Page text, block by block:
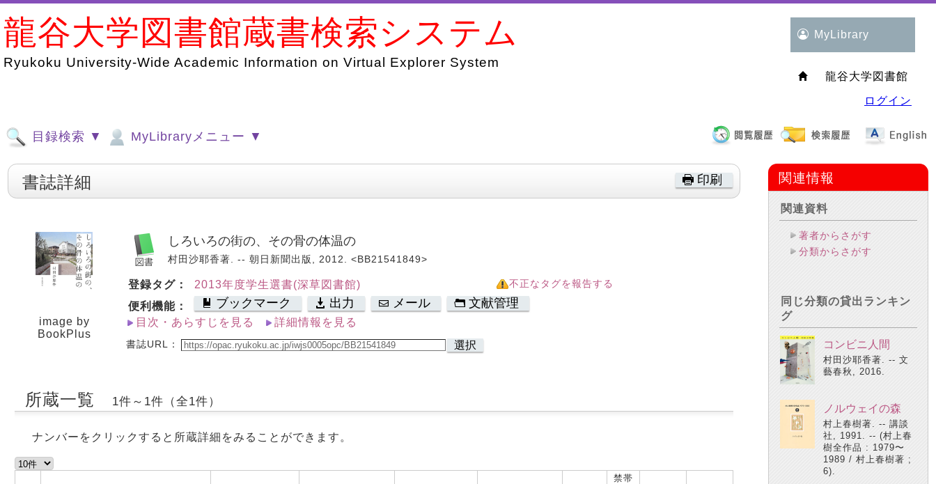
龍谷大学図書館蔵書検索システム
Ryukoku University-Wide Academic Information on Virtual Explorer System
MyLibrary
龍谷大学図書館
ログイン
目録検索 ▼ MyLibraryメニュー ▼
印刷
書誌詳細
image by
BookPlus
しろいろの街の、その骨の体温の
村田沙耶香著. -- 朝日新聞出版, 2012. <BB21541849>
登録タグ： 2013年度学生選書(深草図書館) 不正なタグを報告する
便利機能： ブックマーク 出力 メール 文献管理
目次・あらすじを見る 詳細情報を見る
書誌URL： 選択
所蔵一覧 1件～1件（全1件）
ナンバーをクリックすると所蔵詳細をみることができます。
禁帯
関連情報
関連資料
著者からさがす
分類からさがす
同じ分類の貸出ランキン
グ
コンビニ人間
村田沙耶香著. -- 文
藝春秋, 2016.
ノルウェイの森
村上春樹著. -- 講談
社, 1991. -- (村上春
樹全作品 : 1979〜
1989 / 村上春樹著 ;
6).